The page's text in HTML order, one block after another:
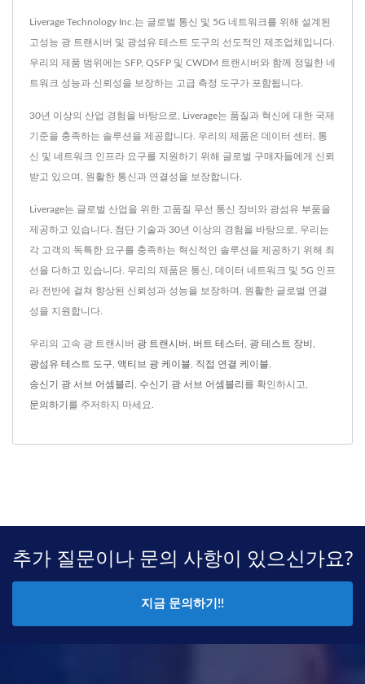
Liverage Technology Inc.는 글로벌 통신 및 5G 네트워크를 위해 설계된
고성능 광 트랜시버 및 광섬유 테스트 도구의 선도적인 제조업체입니다.
우리의 제품 범위에는 SFP, QSFP 및 CWDM 트랜시버와 함께 정밀한 네
트워크 성능과 신뢰성을 보장하는 고급 측정 도구가 포함됩니다.
30년 이상의 산업 경험을 바탕으로, Liverage는 품질과 혁신에 대한 국제
기준을 충족하는 솔루션을 제공합니다. 우리의 제품은 데이터 센터, 통
신 및 네트워크 인프라 요구를 지원하기 위해 글로벌 구매자들에게 신뢰
받고 있으며, 원활한 통신과 연결성을 보장합니다.
Liverage는 글로벌 산업을 위한 고품질 무선 통신 장비와 광섬유 부품을
제공하고 있습니다. 첨단 기술과 30년 이상의 경험을 바탕으로, 우리는
각 고객의 독특한 요구를 충족하는 혁신적인 솔루션을 제공하기 위해 최
선을 다하고 있습니다. 우리의 제품은 통신, 데이터 네트워크 및 5G 인프
라 전반에 걸쳐 향상된 신뢰성과 성능을 보장하며, 원활한 글로벌 연결
성을 지원합니다.
우리의 고속 광 트랜시버 광 트랜시버 버트 테스터 광 테스트 장비
광섬유 테스트 도구 액티브 광 케이블 직접 연결 케이블
송신기 광 서브 어셈블리 수신기 광 서브 어셈블리 를 확인하시고,
문의하기 를 주저하지 마세요.
추가 질문이나 문의 사항이 있으신가요?
지금 문의하기!!